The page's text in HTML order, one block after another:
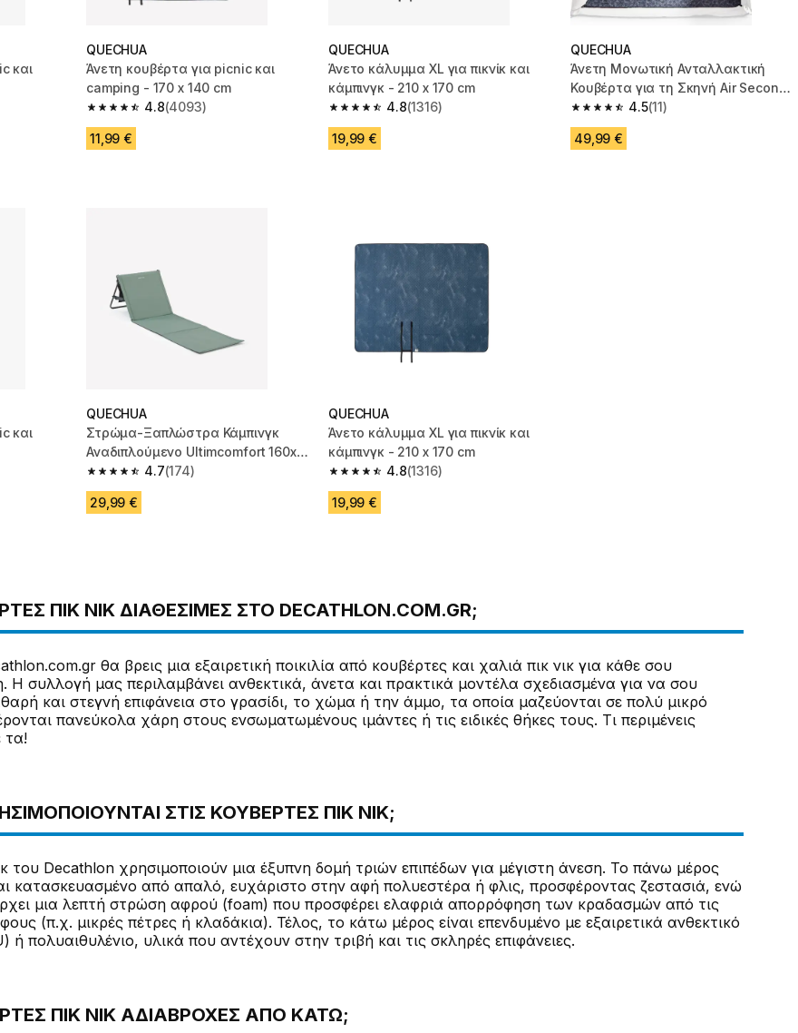
και
reviews
QUECHUA
Άνετη κουβέρτα για picnic και
camping - 170 x 140 cm
4.8
4.8 out of 5 stars from 4093 reviews
(4093)
11,99 €
QUECHUA
Άνετο κάλυμμα XL για πικνίκ και
κάμπινγκ - 210 x 170 cm
4.8
4.8 out of 5 stars from 1316 reviews
(1316)
19,99 €
QUECHUA
Άνετη Μονωτική Ανταλλακτική
Κουβέρτα για τη Σκηνή Air Seconds
4.2 Polycotton
4.5
4.5 out of 5 stars from 11 reviews
(11)
49,99 €
και
reviews
QUECHUA
Στρώμα-Ξαπλώστρα Κάμπινγκ
Αναδιπλούμενο Ultimcomfort 160x53
cm - Πράσινο
4.7
4.7 out of 5 stars from 174 reviews
(174)
29,99 €
QUECHUA
Άνετο κάλυμμα XL για πικνίκ και
κάμπινγκ - 210 x 170 cm
4.8
4.8 out of 5 stars from 1316 reviews
(1316)
19,99 €
ΠΙΚ ΝΙΚ ΔΙΑΘΈΣΙΜΕΣ ΣΤΟ DECATHLON.COM.GR;
θα βρεις μια εξαιρετική ποικιλία από κουβέρτες και χαλιά πικ νικ για κάθε σου
Η συλλογή μας περιλαμβάνει ανθεκτικά, άνετα και πρακτικά μοντέλα σχεδιασμένα για να σου
και στεγνή επιφάνεια στο γρασίδι, το χώμα ή την άμμο, τα οποία μαζεύονται σε πολύ μικρό
πανεύκολα χάρη στους ενσωματωμένους ιμάντες ή τις ειδικές θήκες τους. Τι περιμένεις
τα!
ΣΤΙΣ ΚΟΥΒΈΡΤΕΣ ΠΙΚ ΝΙΚ;
του Decathlon χρησιμοποιούν μια έξυπνη δομή τριών επιπέδων για μέγιστη άνεση. Το πάνω μέρος
κατασκευασμένο από απαλό, ευχάριστο στην αφή πολυεστέρα ή φλις, προσφέροντας ζεστασιά, ενώ
μια λεπτή στρώση αφρού (foam) που προσφέρει ελαφριά απορρόφηση των κραδασμών από τις
(π.χ. μικρές πέτρες ή κλαδάκια). Τέλος, το κάτω μέρος είναι επενδυμένο με εξαιρετικά ανθεκτικό
ή πολυαιθυλένιο, υλικά που αντέχουν στην τριβή και τις σκληρές επιφάνειες.
ΠΙΚ ΝΙΚ ΑΔΙΆΒΡΟΧΕΣ ΑΠΌ ΚΆΤΩ;